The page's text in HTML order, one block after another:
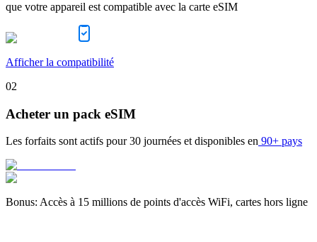
que votre appareil est compatible avec la carte eSIM
Afficher la compatibilité
02
Acheter un pack eSIM
Les forfaits sont actifs pour 30 journées et disponibles en 90+ pays
Bonus: Accès à 15 millions de points d'accès WiFi, cartes hors ligne